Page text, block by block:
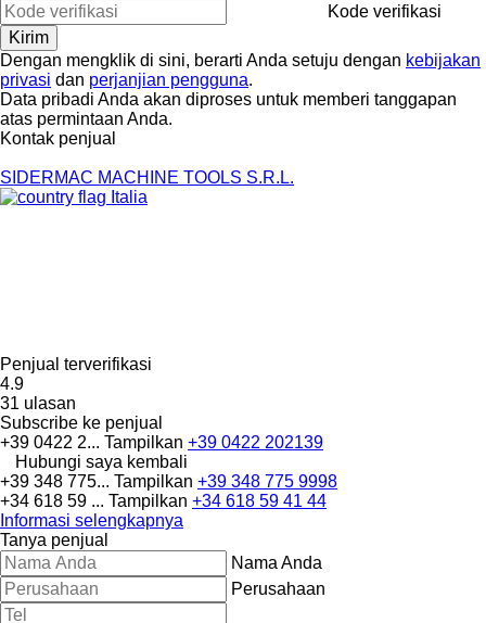
Kode verifikasi
Dengan mengklik di sini, berarti Anda setuju dengan kebijakan
privasi dan perjanjian pengguna.
Data pribadi Anda akan diproses untuk memberi tanggapan
atas permintaan Anda.
Kontak penjual
SIDERMAC MACHINE TOOLS S.R.L.
Italia
Penjual terverifikasi
4.9
31 ulasan
Subscribe ke penjual
+39 0422 2... Tampilkan +39 0422 202139
Hubungi saya kembali
+39 348 775... Tampilkan +39 348 775 9998
+34 618 59 ... Tampilkan +34 618 59 41 44
Informasi selengkapnya
Tanya penjual
Nama Anda
Perusahaan